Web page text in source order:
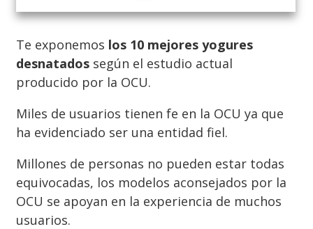
Te exponemos los 10 mejores yogures
desnatados según el estudio actual
producido por la OCU.
Miles de usuarios tienen fe en la OCU ya que
ha evidenciado ser una entidad fiel.
Millones de personas no pueden estar todas
equivocadas, los modelos aconsejados por la
OCU se apoyan en la experiencia de muchos
usuarios.